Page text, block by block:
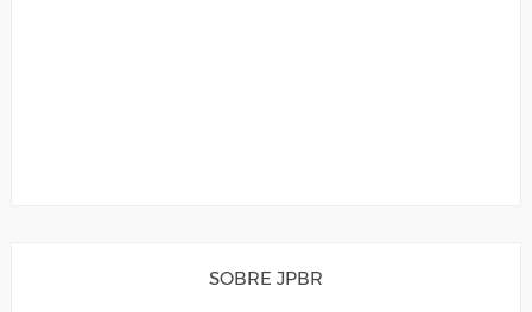
SOBRE JPBR